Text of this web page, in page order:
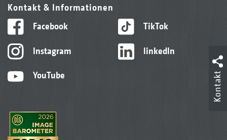
Kontakt & Informationen
Facebook
Instagram
YouTube
TikTok
linkedIn
Kontakt